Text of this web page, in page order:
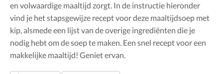
en volwaardige maaltijd zorgt. In de instructie hieronder
vind je het stapsgewijze recept voor deze maaltijdsoep met
kip, alsmede een lijst van de overige ingrediënten die je
nodig hebt om de soep te maken. Een snel recept voor een
makkelijke maaltijd! Geniet ervan.